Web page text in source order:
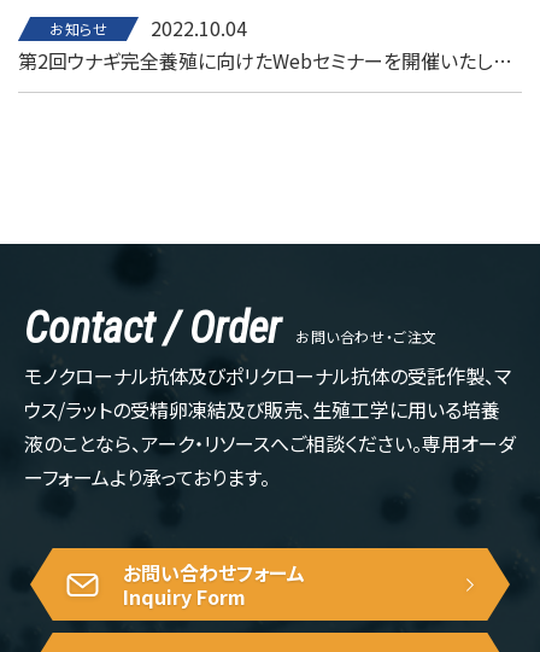
お知らせ
2022.10.04
第2回ウナギ完全養殖に向けたWebセミナーを開催いたします（事前登録受付中）
お問い合わせ・ご注文
Contact / Order
モノクローナル抗体及びポリクローナル抗体の受託作製、マ
ウス/ラットの受精卵凍結及び販売、生殖工学に用いる培養
液のことなら、アーク・リソースへご相談ください。専用オーダ
ーフォームより承っております。
お問い合わせフォーム
Inquiry Form